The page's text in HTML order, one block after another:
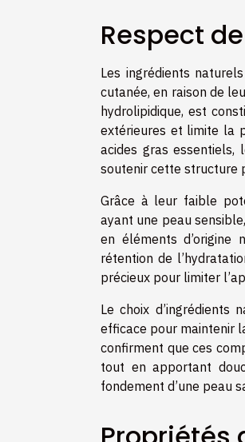
Respect
Les ingrédients
cutanée, en raison de
hydrolipidique, est
extérieures et limite la
acides gras
soutenir cette structure
Grâce à leur faible
ayant une peau
en éléments d’origine
rétention de
précieux pour limiter
Le choix d’ingrédients
efficace pour maintenir
confirment que ces
tout en apportant
fondement d’une peau